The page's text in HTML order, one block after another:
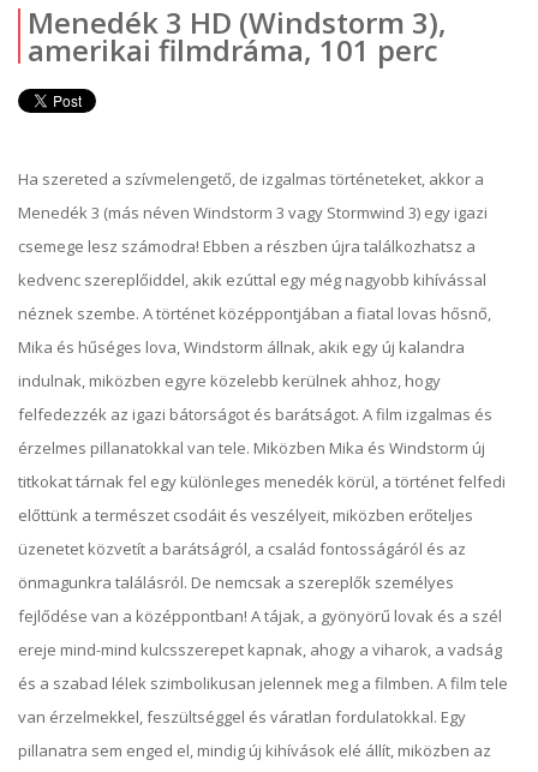
Menedék 3 HD (Windstorm 3),
amerikai filmdráma, 101 perc
Ha szereted a szívmelengető, de izgalmas történeteket, akkor a
Menedék 3 (más néven Windstorm 3 vagy Stormwind 3) egy igazi
csemege lesz számodra! Ebben a részben újra találkozhatsz a
kedvenc szereplőiddel, akik ezúttal egy még nagyobb kihívással
néznek szembe. A történet középpontjában a fiatal lovas hősnő,
Mika és hűséges lova, Windstorm állnak, akik egy új kalandra
indulnak, miközben egyre közelebb kerülnek ahhoz, hogy
felfedezzék az igazi bátorságot és barátságot. A film izgalmas és
érzelmes pillanatokkal van tele. Miközben Mika és Windstorm új
titkokat tárnak fel egy különleges menedék körül, a történet felfedi
előttünk a természet csodáit és veszélyeit, miközben erőteljes
üzenetet közvetít a barátságról, a család fontosságáról és az
önmagunkra találásról. De nemcsak a szereplők személyes
fejlődése van a középpontban! A tájak, a gyönyörű lovak és a szél
ereje mind-mind kulcsszerepet kapnak, ahogy a viharok, a vadság
és a szabad lélek szimbolikusan jelennek meg a filmben. A film tele
van érzelmekkel, feszültséggel és váratlan fordulatokkal. Egy
pillanatra sem enged el, mindig új kihívások elé állít, miközben az